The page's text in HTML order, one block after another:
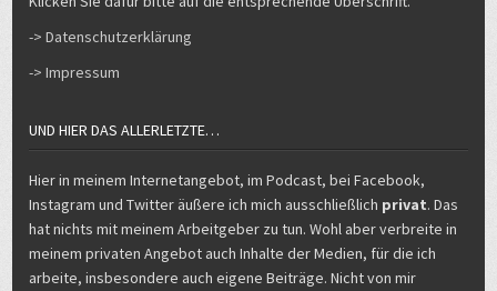
-> Datenschutzerklärung
-> Impressum
UND HIER DAS ALLERLETZTE…
Hier in meinem Internetangebot, im Podcast, bei Facebook,
Instagram und Twitter äußere ich mich ausschließlich privat. Das
hat nichts mit meinem Arbeitgeber zu tun. Wohl aber verbreite in
meinem privaten Angebot auch Inhalte der Medien, für die ich
arbeite, insbesondere auch eigene Beiträge. Nicht von mir